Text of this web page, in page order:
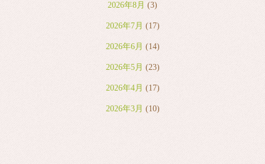
2026年8月 (3)
2026年7月 (17)
2026年6月 (14)
2026年5月 (23)
2026年4月 (17)
2026年3月 (10)